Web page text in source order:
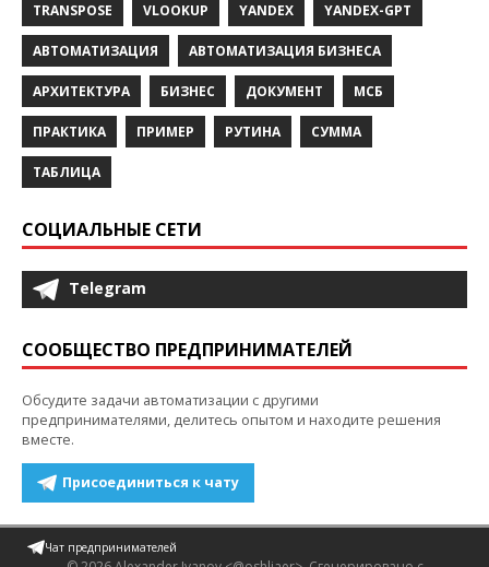
TRANSPOSE VLOOKUP YANDEX YANDEX-GPT
АВТОМАТИЗАЦИЯ АВТОМАТИЗАЦИЯ БИЗНЕСА
АРХИТЕКТУРА БИЗНЕС ДОКУМЕНТ МСБ
ПРАКТИКА ПРИМЕР РУТИНА СУММА
ТАБЛИЦА
СОЦИАЛЬНЫЕ СЕТИ
Telegram
СООБЩЕСТВО ПРЕДПРИНИМАТЕЛЕЙ
Обсудите задачи автоматизации с другими
предпринимателями, делитесь опытом и находите решения
вместе.
Присоединиться к чату
Чат предпринимателей